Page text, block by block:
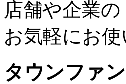
店舗や企業
お気軽にお
タウンファ